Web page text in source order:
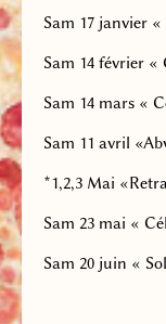
Sam 17 janvier
Sam 14 février
Sam 14 mars «
Sam 11 avril «
*1,2,3 Mai
Sam 23 mai «
Sam 20 juin «